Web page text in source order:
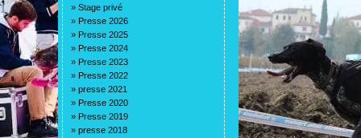
» Stage privé
» Presse 2026
» Presse 2025
» Presse 2024
» Presse 2023
» Presse 2022
» presse 2021
» Presse 2020
» Presse 2019
» presse 2018